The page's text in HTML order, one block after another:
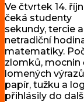
Ve čtvrtek 14.
čeká studenty
sekundy, tercie
netradiční
matematiky.
zlomků, mocnin
lomených
papír, tužku a
přihlásily do